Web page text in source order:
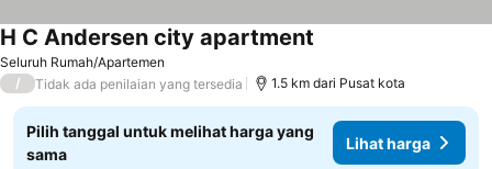
Seluruh Rumah/Apartemen
H C Andersen city apartment
/ Tidak ada penilaian yang tersedia 1.5 km dari Pusat kota
Pilih tanggal untuk melihat harga yang
sama
Lihat harga